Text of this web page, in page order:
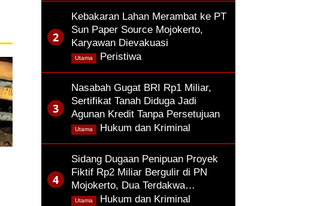
Kebakaran Lahan Merambat ke PT
Sun Paper Source Mojokerto,
Karyawan Dievakuasi
Peristiwa,
Utama
Nasabah Gugat BRI Rp1 Miliar,
Sertifikat Tanah Diduga Jadi
Agunan Kredit Tanpa Persetujuan
Hukum dan Kriminal
Utama
Sidang Dugaan Penipuan Proyek
Fiktif Rp2 Miliar Bergulir di PN
Mojokerto, Dua Terdakwa…
Hukum dan Kriminal
Utama